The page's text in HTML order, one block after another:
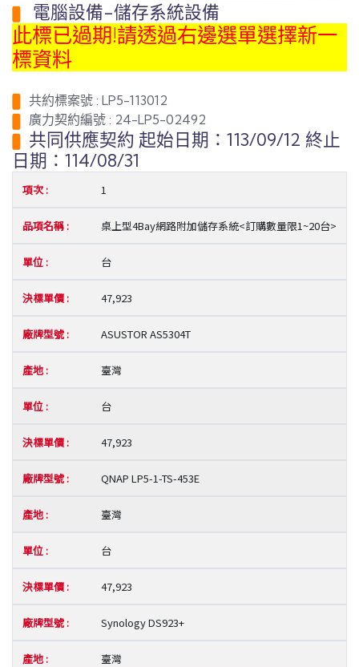
電腦設備-儲存系統設備
此標已過期!請透過右邊選單選擇新一
標資料
共約標案號 : LP5-113012
廣力契約編號 : 24-LP5-02492
共同供應契約 起始日期：113/09/12 終止
日期：114/08/31
1
桌上型4Bay網路附加儲存系統<訂購數量限1~20台>
台
47,923
ASUSTOR AS5304T
臺灣
台
47,923
QNAP LP5-1-TS-453E
臺灣
台
47,923
Synology DS923+
臺灣